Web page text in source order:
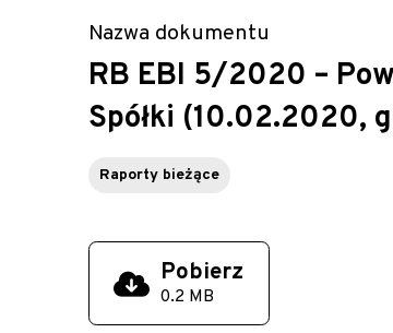
Nazwa dokumentu
RB EBI 5/2020 –
Spółki (10.02.2020,
Raporty bieżące
Pobierz
0.2 MB